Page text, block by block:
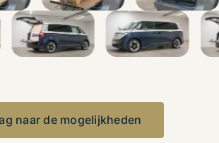
naar de mogelijkheden